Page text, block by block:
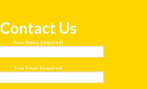
Contact Us
Your Name (required)
Your Email (required)